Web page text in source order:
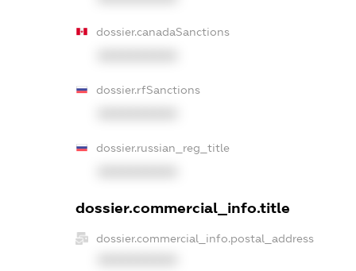
dossier.canadaSanctions
dossier.rfSanctions
dossier.russian_reg_title
dossier.commercial_info.title
dossier.commercial_info.postal_address